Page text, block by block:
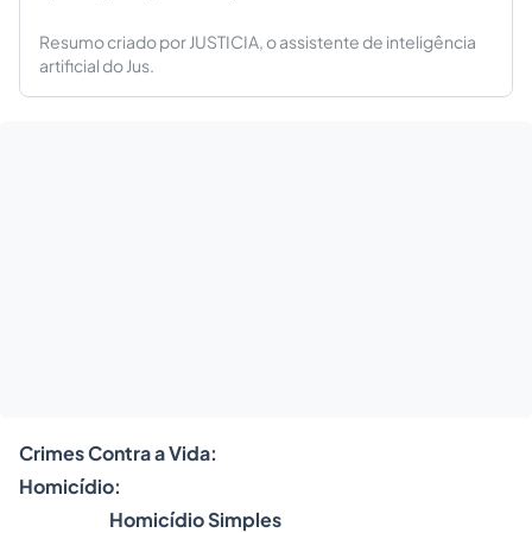
Resumo criado por JUSTICIA, o assistente de inteligência
artificial do Jus.
Crimes Contra a Vida:
Homicídio:
Homicídio Simples